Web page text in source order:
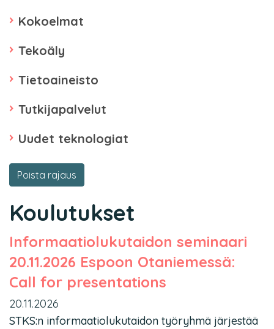
Kokoelmat
Tekoäly
Tietoaineisto
Tutkijapalvelut
Uudet teknologiat
Poista rajaus
Koulutukset
Informaatiolukutaidon seminaari
20.11.2026 Espoon Otaniemessä:
Call for presentations
20.11.2026
STKS:n informaatiolukutaidon työryhmä järjestää